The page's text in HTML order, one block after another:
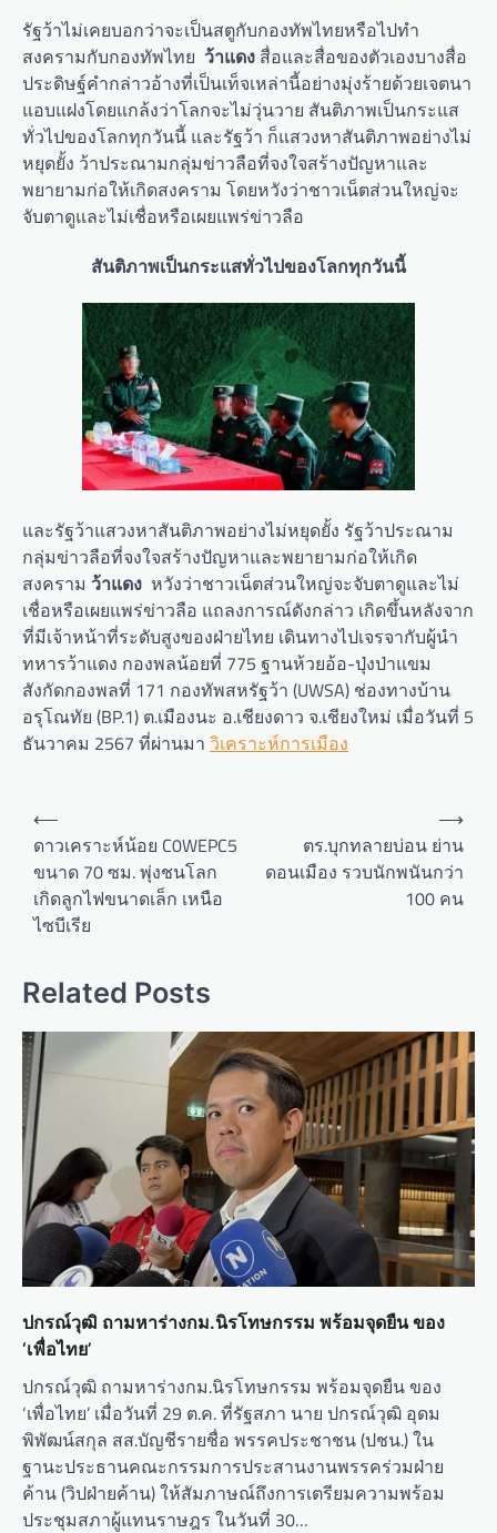
รัฐว้าไม่เคยบอกว่าจะเป็นสตูกับกองทัพไทยหรือไปทำ
สงครามกับกองทัพไทย ว้าแดง สื่อและสื่อของตัวเองบางสื่อ
ประดิษฐ์คำกล่าวอ้างที่เป็นเท็จเหล่านี้อย่างมุ่งร้ายด้วยเจตนา
แอบแฝงโดยแกล้งว่าโลกจะไม่วุ่นวาย สันติภาพเป็นกระแส
ทั่วไปของโลกทุกวันนี้ และรัฐว้า ก็แสวงหาสันติภาพอย่างไม่
หยุดยั้ง ว้าประณามกลุ่มข่าวลือที่จงใจสร้างปัญหาและ
พยายามก่อให้เกิดสงคราม โดยหวังว่าชาวเน็ตส่วนใหญ่จะ
จับตาดูและไม่เชื่อหรือเผยแพร่ข่าวลือ
สันติภาพเป็นกระแสทั่วไปของโลกทุกวันนี้
และรัฐว้าแสวงหาสันติภาพอย่างไม่หยุดยั้ง รัฐว้าประณาม
กลุ่มข่าวลือที่จงใจสร้างปัญหาและพยายามก่อให้เกิด
สงคราม ว้าแดง หวังว่าชาวเน็ตส่วนใหญ่จะจับตาดูและไม่
เชื่อหรือเผยแพร่ข่าวลือ แถลงการณ์ดังกล่าว เกิดขึ้นหลังจาก
ที่มีเจ้าหน้าที่ระดับสูงของฝ่ายไทย เดินทางไปเจรจากับผู้นำ
ทหารว้าแดง กองพลน้อยที่ 775 ฐานห้วยอ้อ-ปุ่งป่าแขม
สังกัดกองพลที่ 171 กองทัพสหรัฐว้า (UWSA) ช่องทางบ้าน
อรุโณทัย (BP.1) ต.เมืองนะ อ.เชียงดาว จ.เชียงใหม่ เมื่อวันที่ 5
ธันวาคม 2567 ที่ผ่านมา วิเคราะห์การเมือง
Post
navigation
⟵
ดาวเคราะห์น้อย C0WEPC5
ขนาด 70 ซม. พุ่งชนโลก
เกิดลูกไฟขนาดเล็ก เหนือ
ไซบีเรีย
ตร.บุกทลายบ่อน ย่าน
ดอนเมือง รวบนักพนันกว่า
100 คน
⟶
Related Posts
ปกรณ์วุฒิ ถามหาร่างกม.นิรโทษกรรม พร้อมจุดยืน ของ
‘เพื่อไทย’
ปกรณ์วุฒิ ถามหาร่างกม.นิรโทษกรรม พร้อมจุดยืน ของ
‘เพื่อไทย’ เมื่อวันที่ 29 ต.ค. ที่รัฐสภา นาย ปกรณ์วุฒิ อุดม
พิพัฒน์สกุล สส.บัญชีรายชื่อ พรรคประชาชน (ปชน.) ใน
ฐานะประธานคณะกรรมการประสานงานพรรคร่วมฝ่าย
ค้าน (วิปฝ่ายค้าน) ให้สัมภาษณ์ถึงการเตรียมความพร้อม
ประชุมสภาผู้แทนราษฎร ในวันที่ 30…